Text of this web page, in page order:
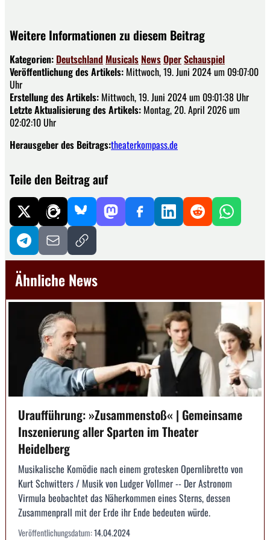
Weitere Informationen zu diesem Beitrag
Kategorien: Deutschland Musicals NewsOperSchauspiel
Veröffentlichung des Artikels: Mittwoch, 19. Juni 2024 um 09:07:00
Uhr
Erstellung des Artikels: Mittwoch, 19. Juni 2024 um 09:01:38 Uhr
Letzte Aktualisierung des Artikels: Montag, 20. April 2026 um
02:02:10 Uhr
Herausgeber des Beitrags:theaterkompass.de
Teile den Beitrag auf
Ähnliche News
Uraufführung: »Zusammenstoß« | Gemeinsame
Inszenierung aller Sparten im Theater
Heidelberg
Musikalische Komödie nach einem grotesken Opernlibretto von
Kurt Schwitters / Musik von Ludger Vollmer -- Der Astronom
Virmula beobachtet das Näherkommen eines Sterns, dessen
Zusammenprall mit der Erde ihr Ende bedeuten würde.
Veröffentlichungsdatum:14.04.2024